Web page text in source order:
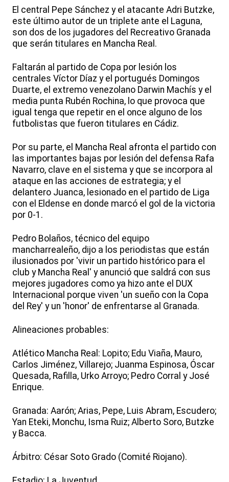
El central Pepe Sánchez y el atacante Adri Butzke,
este último autor de un triplete ante el Laguna,
son dos de los jugadores del Recreativo Granada
que serán titulares en Mancha Real.
Faltarán al partido de Copa por lesión los
centrales Víctor Díaz y el portugués Domingos
Duarte, el extremo venezolano Darwin Machís y el
media punta Rubén Rochina, lo que provoca que
igual tenga que repetir en el once alguno de los
futbolistas que fueron titulares en Cádiz.
Por su parte, el Mancha Real afronta el partido con
las importantes bajas por lesión del defensa Rafa
Navarro, clave en el sistema y que se incorpora al
ataque en las acciones de estrategia; y el
delantero Juanca, lesionado en el partido de Liga
con el Eldense en donde marcó el gol de la victoria
por 0-1.
Pedro Bolaños, técnico del equipo
mancharrealeño, dijo a los periodistas que están
ilusionados por 'vivir un partido histórico para el
club y Mancha Real' y anunció que saldrá con sus
mejores jugadores como ya hizo ante el DUX
Internacional porque viven 'un sueño con la Copa
del Rey' y un 'honor' de enfrentarse al Granada.
Alineaciones probables:
Atlético Mancha Real: Lopito; Edu Viaña, Mauro,
Carlos Jiménez, Villarejo; Juanma Espinosa, Óscar
Quesada, Rafilla, Urko Arroyo; Pedro Corral y José
Enrique.
Granada: Aarón; Arias, Pepe, Luis Abram, Escudero;
Yan Eteki, Monchu, Isma Ruiz; Alberto Soro, Butzke
y Bacca.
Árbitro: César Soto Grado (Comité Riojano).